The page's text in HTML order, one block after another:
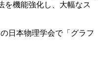
を機能強化し、大幅なス
日本物理学会で「グラフ